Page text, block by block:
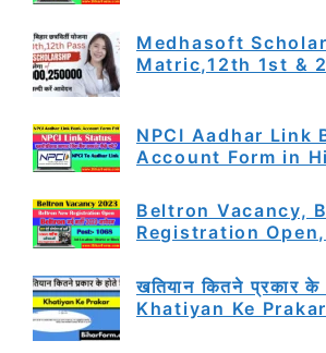
Medhasoft
Matric,12th 1st &
NPCI Aadhar Link
Account Form in
Beltron Vacancy,
Registration Open,
खतियान कितने प्रकार के
Khatiyan Ke Prakar